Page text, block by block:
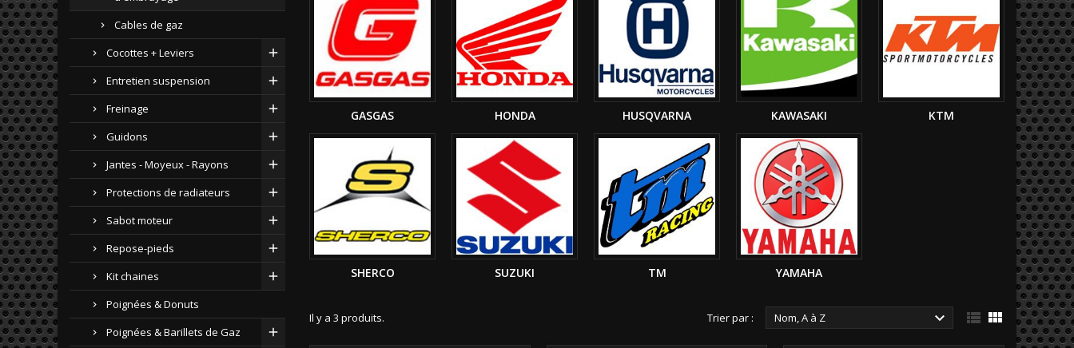
Cables de gaz
Cocottes + Leviers
Entretien suspension
Freinage
Guidons
Jantes - Moyeux - Rayons
Protections de radiateurs
Sabot moteur
Repose-pieds
Kit chaines
Poignées & Donuts
Poignées & Barillets de Gaz
GASGAS HONDA HUSQVARNA KAWASAKI KTM
SHERCO SUZUKI TM YAMAHA
Il y a 3 produits. Trier par : Nom, A à Z   